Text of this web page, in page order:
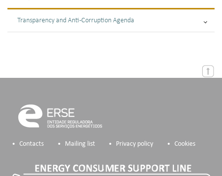
Transparency and Anti-Corruption Agenda
Contacts Mailing list Privacy policy Cookies